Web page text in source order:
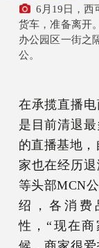
6月19日，西
货车，准备离开
办公园区一街之
公。
在承揽直播
是目前清退
的直播基地
家也在经历
等头部MCN
绍，各消费
性，“现在